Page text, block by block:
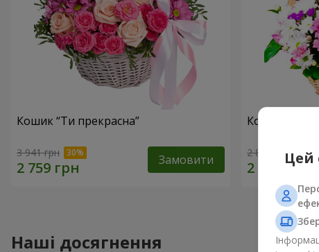
Кошик “Ти прекрасна”
3 941 грн Замовити
Кошик
2 822 грн
Наші досягнення
Цей